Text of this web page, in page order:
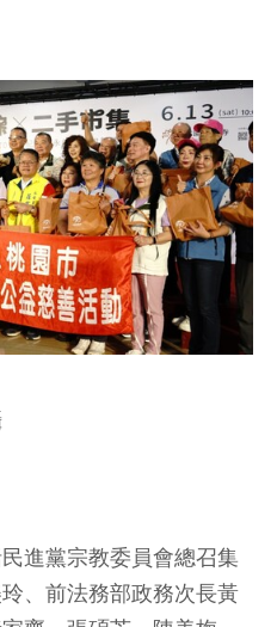
進黨宗教委員會總召集
、前法務部政務次長黃